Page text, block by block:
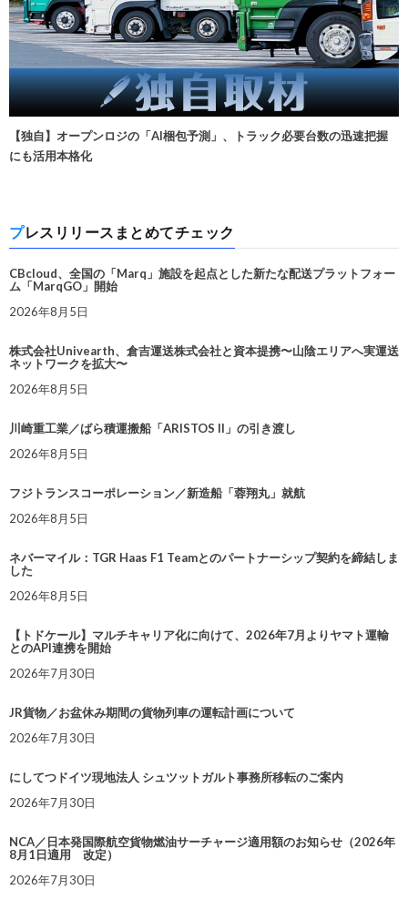
【独自】オープンロジの「AI梱包予測」、トラック必要台数の迅速把握
にも活用本格化
プレスリリースまとめてチェック
CBcloud、全国の「Marq」施設を起点とした新たな配送プラットフォー
ム「MarqGO」開始
2026年8月5日
株式会社Univearth、倉吉運送株式会社と資本提携〜山陰エリアへ実運送
ネットワークを拡大〜
2026年8月5日
川崎重工業／ばら積運搬船「ARISTOS II」の引き渡し
2026年8月5日
フジトランスコーポレーション／新造船「蓉翔丸」就航
2026年8月5日
ネバーマイル：TGR Haas F1 Teamとのパートナーシップ契約を締結しま
した
2026年8月5日
【トドケール】マルチキャリア化に向けて、2026年7月よりヤマト運輸
とのAPI連携を開始
2026年7月30日
JR貨物／お盆休み期間の貨物列車の運転計画について
2026年7月30日
にしてつドイツ現地法人 シュツットガルト事務所移転のご案内
2026年7月30日
NCA／日本発国際航空貨物燃油サーチャージ適用額のお知らせ（2026年
8月1日適用 改定）
2026年7月30日